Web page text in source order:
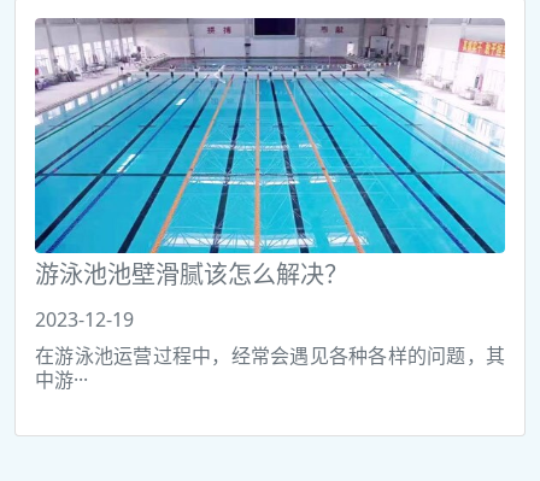
游泳池池壁滑腻该怎么解决？
2023-12-19
在游泳池运营过程中，经常会遇见各种各样的问题，其
中游···